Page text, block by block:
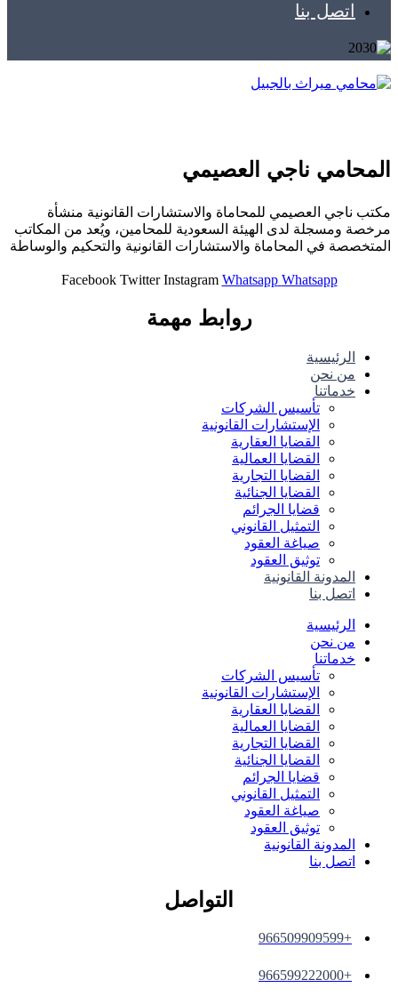
اتصل بنا
المحامي ناجي العصيمي
مكتب ناجي العصيمي للمحاماة والاستشارات القانونية منشأة
مرخصة ومسجلة لدى الهيئة السعودية للمحامين، ويُعد من المكاتب
المتخصصة في المحاماة والاستشارات القانونية والتحكيم والوساطة
Facebook Twitter Instagram Whatsapp Whatsapp
روابط مهمة
الرئيسية
من نحن
خدماتنا
تأسيس الشركات
الإستشارات القانونية
القضايا العقارية
القضايا العمالية
القضايا التجارية
القضايا الجنائية
قضايا الجرائم
التمثيل القانوني
صياغة العقود
توثيق العقود
المدونة القانونية
اتصل بنا
الرئيسية
من نحن
خدماتنا
تأسيس الشركات
الإستشارات القانونية
القضايا العقارية
القضايا العمالية
القضايا التجارية
القضايا الجنائية
قضايا الجرائم
التمثيل القانوني
صياغة العقود
توثيق العقود
المدونة القانونية
اتصل بنا
التواصل
+966509909599
+966599222000